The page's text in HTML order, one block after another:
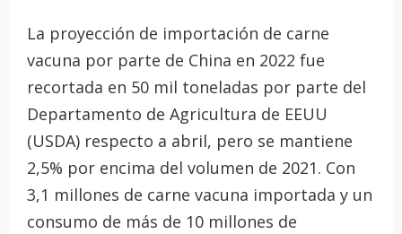
La proyección de importación de carne
vacuna por parte de China en 2022 fue
recortada en 50 mil toneladas por parte del
Departamento de Agricultura de EEUU
(USDA) respecto a abril, pero se mantiene
2,5% por encima del volumen de 2021. Con
3,1 millones de carne vacuna importada y un
consumo de más de 10 millones de